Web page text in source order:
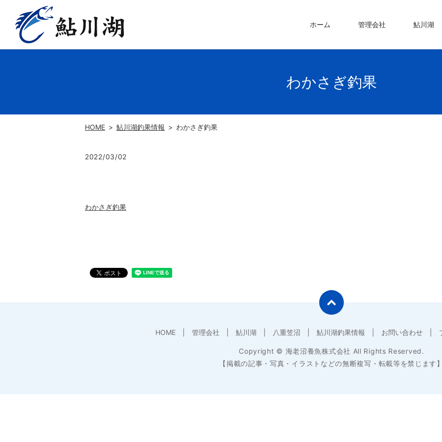
ホーム 管理会社 鮎川湖
わかさぎ釣果
HOME 鮎川湖釣果情報 わかさぎ釣果
2022/03/02
わかさぎ釣果
HOME 管理会社 鮎川湖 八重笠沼 鮎川湖釣果情報 お問い合わせ
Copyright © 海老沼養魚株式会社 All Rights Reserved.
【掲載の記事・写真・イラストなどの無断複写・転載等を禁じます】